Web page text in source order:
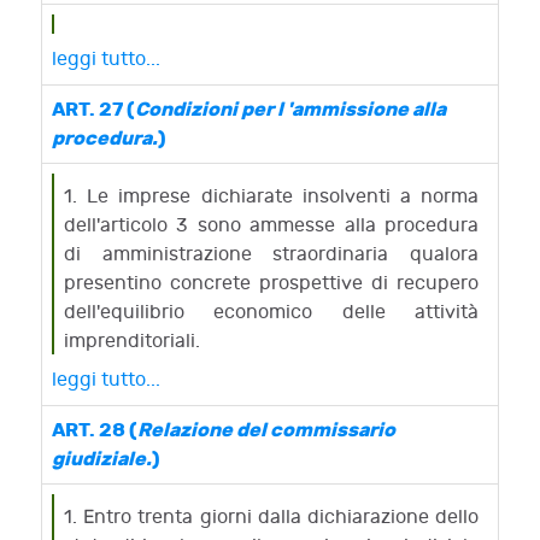
dichiarati falliti.
leggi tutto...
ART. 27 (Condizioni per l 'ammissione alla
procedura.)
1. Le imprese dichiarate insolventi a norma
dell'articolo 3 sono ammesse alla procedura
di amministrazione straordinaria qualora
presentino concrete prospettive di recupero
dell'equilibrio economico delle attività
imprenditoriali.
2. Tale risultato deve potersi realizzare, in via
alternativa:
a) tramite la cessione dei complessi aziendali,
sulla base di un programma di prosecuzione
dell'esercizio dell'impresa di durata non
superiore ad un anno («programma di
leggi tutto...
ART. 28 (Relazione del commissario
giudiziale.)
1. Entro trenta giorni dalla dichiarazione dello